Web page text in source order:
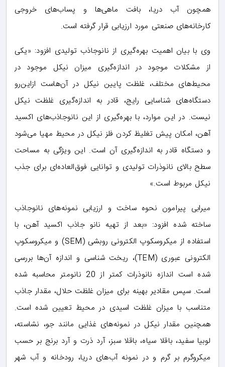
همچون آب دریا، بافت ماهی‌ها و پساب‌های خروجی
کارخانه‌های صنعتی مورد ارزیابی قرار گرفته است.
وی با بیان اهمیت بهره‌گیری از نانوجاذب تولیدی افزود: «یکی
از مشکلات موجود در اندازه‌گیری میزان نیکل موجود در
محیط‌های مختلف، غلظت پایین نیکل در آن‌هاست ازاین‌رو
دستگاه‌های شناسایی رایج، قادر به اندازه‌گیری غلظت نیکل
نیست. در این موارد، با بهره‌گیری از این نانوجاذب‌های اکسید
آهن، امکان پیش تغلیظ کردن فلز نیکل در محیط مهیا می‌شود
و دستگاه قادر به اندازه‌گیری آن است. این ویژگی به مساحت
سطح بالای نانوذرات تولیدی و توانایی فوق‌العاده‌ای برای جذب
نیکل مربوط است.»
میرابی پیرامون نحوه‌ ساخت و ارزیابی نمونه‌های نانوجاذب
ساخته شده افزود: «بعد از تهیه نانو جاذب اکسید آهن، با
استفاده از میکروسکوپ الکترونی روبشی (SEM) و میکروسکوپ
الکترونی عبوری (TEM)، ریخت شناسی و اندازه‌ آن‌ها بررسی
شده است اندازه‌ نانوذرات کمتر از 20 نانومتر محاسبه شده
است. سپس مقادیر بهینه برای میزان غلظت حلال، مقدار جاذب
متناسب با میزان غلظت اسیدی در محیط تعیین شده است.
همچنین مقدار نیکل در نمونه‌های غذایی مانند جو، نشاسته،
لوبیا سفید، باقلا سیاه، باقلا سبز، آرد ذرت و آرد برنج بر حسب
میکروگرم بر گرم و در نمونه آب‌های دریا، رودخانه و آب شهر